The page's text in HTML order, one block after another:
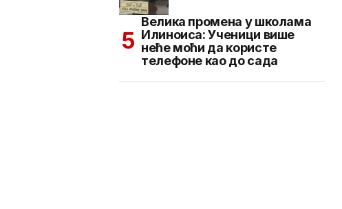
Велика промена у школама
Илиноиса: Ученици више
неће моћи да користе
телефоне као до сада